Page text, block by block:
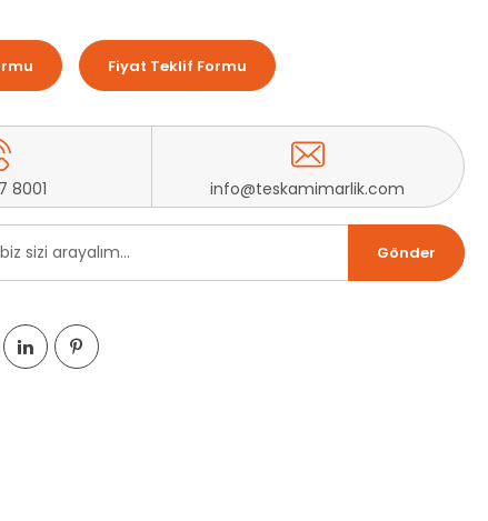
Fiyat Teklif Formu
8001 info@teskamimarlik.com